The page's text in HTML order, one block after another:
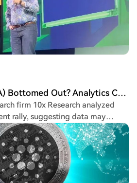
This paves the way for asset
two ecosystems, positioning
multi-chain network, though
The bullish case
on holding the $0.18 support
structure and push the
SAR support at $0.1641.
without directly competing
Hoskinson highlighted the
by AlphaGrowth, which aims
TVL to $290 million within a year.
significant funding from the
bonuses tied to TVL growth. He
increases. The article notes
on Cardano currently are
and Liqwid. It also mentions the
of the Van Rossum hard
Plutus smart contract costs and
Has Cardano (ADA) Bottomed Out? Analytics Company Reports! Here's the Latest Information
firm 10x Research analyzed
rally, suggesting data may
is forming. ADA is trading above
moving averages, with a price
20.8% over the past week
investors. Over five days,
over 240 million ADA on